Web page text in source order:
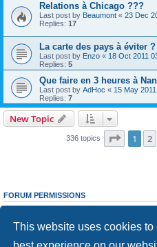
This website uses cookies to
Relations à Chicago ???
Last post by Beaumont « 23 Dec
Replies: 17
La carte des pays à éviter ?
Last post by Enzo « 18 Oct 2011
Replies: 5
Que faire en 3 heures à
Last post by AdHoc « 15 May
Replies: 7
New Topic
336 topics Page 1of
1 2
FORUM PERMISSIONS
Youcannotpost new topics in this forum
cannotedit your posts in this forum